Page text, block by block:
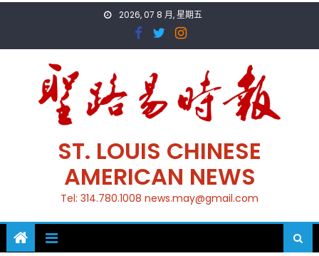
2026, 07 8 月, 星期五
ST. LOUIS CHINESE
AMERICAN NEWS
Tel: 314.780.1008 news.may@gmail.com